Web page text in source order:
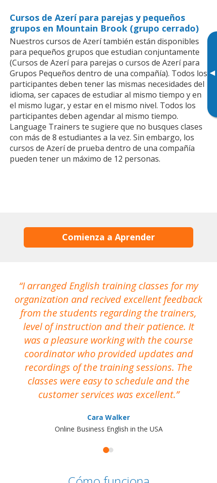
▸
Cursos de Azerí para parejas y pequeños
grupos en Mountain Brook (grupo cerrado)
Nuestros cursos de Azerí también están disponibles
para pequeños grupos que estudian conjuntamente
(Cursos de Azerí para parejas o cursos de Azerí para
Grupos Pequeños dentro de una compañía). Todos los
participantes deben tener las mismas necesidades del
idioma, ser capaces de estudiar al mismo tiempo y en
el mismo lugar, y estar en el mismo nivel. Todos los
participantes deben agendar al mismo tiempo.
Language Trainers te sugiere que no busques clases
con más de 8 estudiantes a la vez. Sin embargo, los
cursos de Azerí de prueba dentro de una compañía
pueden tener un máximo de 12 personas.
Comienza a Aprender
I arranged English training classes for my
organization and recived excellent feedback
from the students regarding the trainers,
level of instruction and their patience. It
was a pleasure working with the course
coordinator who provided updates and
recordings of the training sessions. The
classes were easy to schedule and the
customer services was excellent.
Cara Walker
Online Business English in the USA